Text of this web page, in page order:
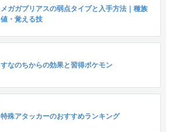
メガガブリアスの弱点タイプと入手方法｜種族
値・覚える技
すなのちからの効果と習得ポケモン
特殊アタッカーのおすすめランキング